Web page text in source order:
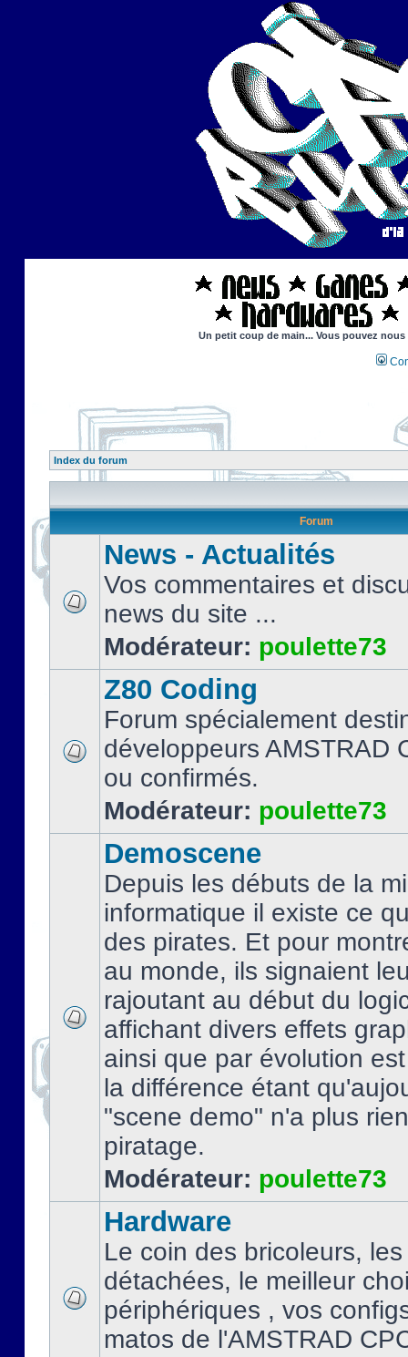
Un petit coup de main... Vous pouvez
Index du forum
Forum
News - Actualités
Vos commentaires et
news du site ...
Modérateur: poulette73
Z80 Coding
Forum spécialement
développeurs AMSTRAD
ou confirmés.
Modérateur: poulette73
Demoscene
Depuis les débuts de la
informatique il existe ce
des pirates. Et pour
au monde, ils signaient
rajoutant au début du
affichant divers effets
ainsi que par évolution
la différence étant
"scene demo" n'a plus
piratage.
Modérateur: poulette73
Hardware
Le coin des bricoleurs,
détachées, le meilleur
périphériques , vos
matos de l'AMSTRAD